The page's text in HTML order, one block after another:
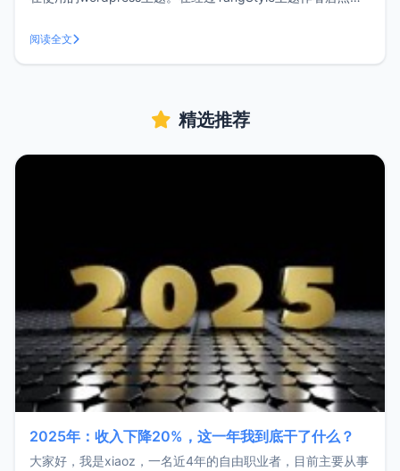
并再次分享发布，供网友学习和交流使用。原主题请访问：
WordPress模版TangStyle V
阅读全文
精选推荐
2025年：收入下降20%，这一年我到底干了什么？
大家好，我是xiaoz，一名近4年的自由职业者，目前主要从事